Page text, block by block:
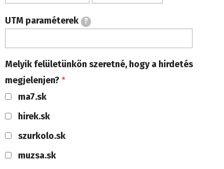
befejezése:
UTM paraméterek ?
Melyik felületünkön szeretné, hogy a hirdetés
megjelenjen?
ma7.sk
hirek.sk
szurkolo.sk
muzsa.sk